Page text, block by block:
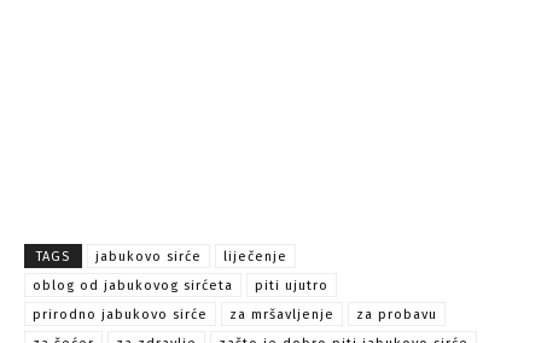
TAGS jabukovo sirće
liječenje
oblog od jabukovog sirćeta
piti ujutro
prirodno jabukovo sirće
za mršavljenje
za probavu